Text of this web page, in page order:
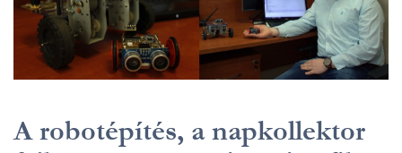
A robotépítés, a napkollektor